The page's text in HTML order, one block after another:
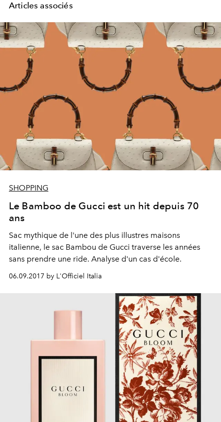
Articles associés
SHOPPING
Le Bamboo de Gucci est un hit depuis 70
ans
Sac mythique de l'une des plus illustres maisons
italienne, le sac Bambou de Gucci traverse les années
sans prendre une ride. Analyse d'un cas d'école.
06.09.2017 by L'Officiel Italia